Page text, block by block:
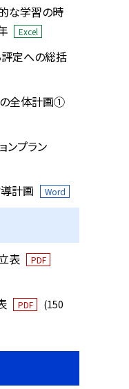
な学習の時
Excel
定への総括
の全体計画①
ンプラン
計画 Word
表 PDF
PDF
(150